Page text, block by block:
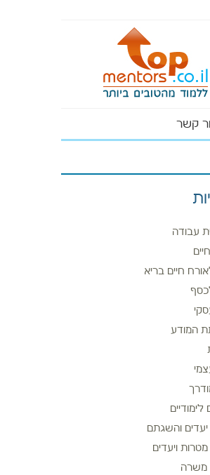
קשר
עבודה
חיים בריא
המודע
לימודיים
והשגתם
ויעדים
משרה